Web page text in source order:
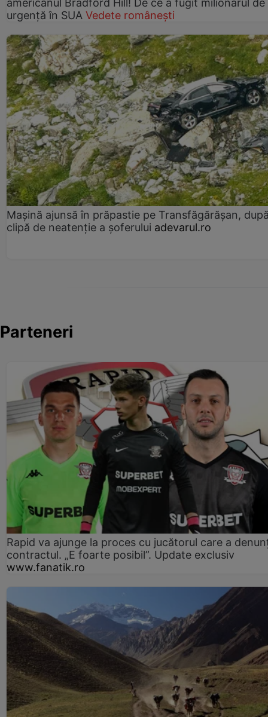
americanul Bradford Hill! De ce a fugit milionarul de
urgență în SUA Vedete românești
Mașină ajunsă în prăpastie pe Transfăgărășan,
clipă de neatenție a șoferului adevarul.ro
Parteneri
Rapid va ajunge la proces cu jucătorul care a
contractul. „E foarte posibil”. Update exclusiv
www.fanatik.ro